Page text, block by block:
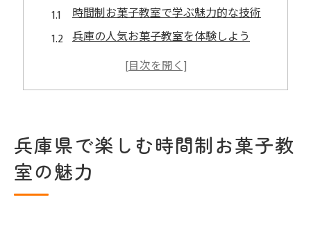
時間制お菓子教室で学ぶ魅力的な技術
兵庫の人気お菓子教室を体験しよう
時間制のメリットを活かしたレッスン
川西市で学ぶお菓子教室の楽しみ方
川西市のお菓子教室で新発見を
兵庫県で楽しむ時間制お菓子教
室の魅力